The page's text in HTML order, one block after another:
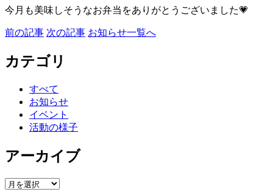
今月も美味しそうなお弁当をありがとうございました💗
前の記事 次の記事 お知らせ一覧へ
カテゴリ
すべて
お知らせ
イベント
活動の様子
アーカイブ